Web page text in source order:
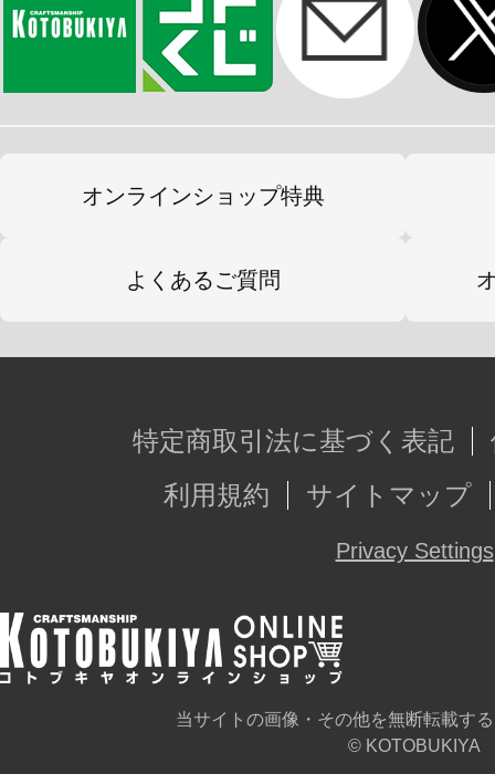
・非可動固定手首関節（左右）×2種
武器持ち手１（左右）、武器持ち手
※本製品はお客様ご自身で組み立て
オンラインショップ特典
よくあるご質問
特定商取引法に基づく表記
利用規約
サイトマップ
Privacy Settings
当サイトの画像・その他を無断転載す
© KOTOBUKIYA